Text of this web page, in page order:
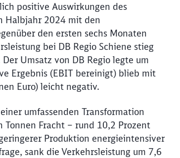
positive Auswirkungen des
Halbjahr 2024 mit den
den ersten sechs Monaten
bei DB Regio Schiene stieg
Umsatz von DB Regio legte um
Ergebnis (EBIT bereinigt) blieb mit
Euro) leicht negativ.
umfassenden Transformation
Fracht – rund 10,2 Prozent
Produktion energieintensiver
sank die Verkehrsleistung um 7,6